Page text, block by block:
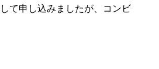
て申し込みましたが、コンビ